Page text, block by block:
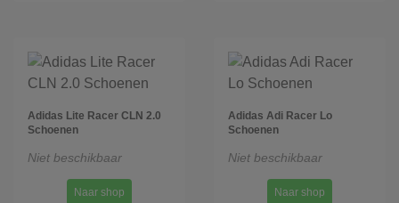
Adidas Lite Racer CLN 2.0
Schoenen
Niet beschikbaar
Naar shop
Adidas Adi Racer Lo
Schoenen
Niet beschikbaar
Naar shop